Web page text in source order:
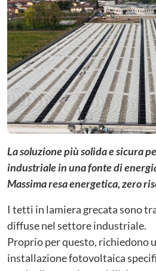
La soluzione più solida e sicura
industriale in una fonte di
Massima resa energetica, zero
I tetti in lamiera grecata sono
diffuse nel settore industriale.
Proprio per questo, richiedono
installazione fotovoltaica